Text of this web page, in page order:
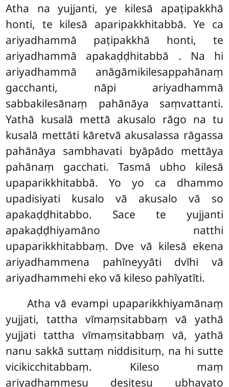
Atha na yujjanti, ye kilesā apaṭipakkhā
honti, te kilesā aparipakkhitabbā. Ye ca
ariyadhammā paṭipakkhā honti, te
ariyadhammā apakaḍḍhitabbā . Na hi
ariyadhammā anāgāmikilesappahānaṃ
gacchanti, nāpi ariyadhammā
sabbakilesānaṃ pahānāya saṃvattanti.
Yathā kusalā mettā akusalo rāgo na tu
kusalā mettāti kāretvā akusalassa rāgassa
pahānāya sambhavati byāpādo mettāya
pahānaṃ gacchati. Tasmā ubho kilesā
upaparikkhitabbā. Yo yo ca dhammo
upadisiyati kusalo vā akusalo vā so
apakaḍḍhitabbo. Sace te yujjanti
apakaḍḍhiyamāno natthi
upaparikkhitabbaṃ. Dve vā kilesā ekena
ariyadhammena pahīneyyāti dvīhi vā
ariyadhammehi eko vā kileso pahīyatīti.
Atha vā evampi upaparikkhiyamānaṃ
yujjati, tattha vīmaṃsitabbaṃ vā yathā
yujjati tattha vīmaṃsitabbaṃ vā, yathā
nanu sakkā suttaṃ niddisituṃ, na hi sutte
vicikicchitabbaṃ. Kileso maṃ
ariyadhammesu desitesu ubhayato